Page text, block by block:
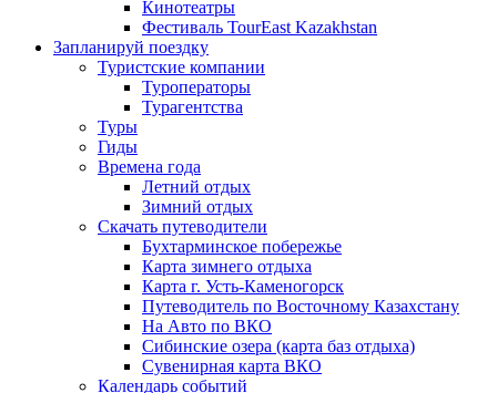
Кинотеатры
Фестиваль TourEast Kazakhstan
Запланируй поездку
Туристские компании
Туроператоры
Турагентства
Туры
Гиды
Времена года
Летний отдых
Зимний отдых
Скачать путеводители
Бухтарминское побережье
Карта зимнего отдыха
Карта г. Усть-Каменогорск
Путеводитель по Восточному Казахстану
На Авто по ВКО
Сибинские озера (карта баз отдыха)
Сувенирная карта ВКО
Календарь событий